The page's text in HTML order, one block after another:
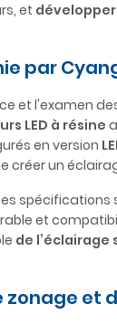
et
par
et l'examen
LED à résine
en version
créer un
spécifications
et
de l’éclairage
et